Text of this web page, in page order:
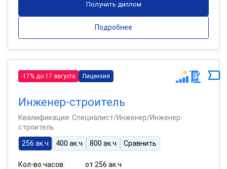
Получить диплом
Подробнее
-17% до 17 августа Лицензия
Инженер-строитель
Квалификация: Специалист/Инженер/Инженер-
строитель
256 ак.ч
400 ак.ч 800 ак.ч Сравнить
Кол-во часов:
от 256 ак.ч